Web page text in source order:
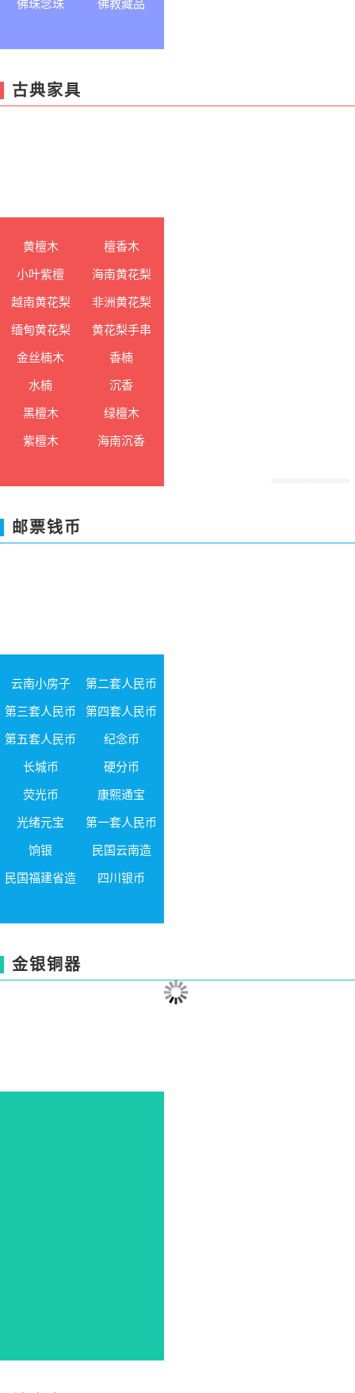
佛珠念珠 佛教藏品
古典家具
黄檀木 檀香木
小叶紫檀 海南黄花梨
越南黄花梨 非洲黄花梨
缅甸黄花梨 黄花梨手串
金丝楠木 香楠
水楠 沉香
黑檀木 绿檀木
紫檀木 海南沉香
邮票钱币
云南小房子 第二套人民币
第三套人民币 第四套人民币
第五套人民币 纪念币
长城币 硬分币
荧光币 康熙通宝
光绪元宝 第一套人民币
饷银 民国云南造
民国福建省造 四川银币
金银铜器